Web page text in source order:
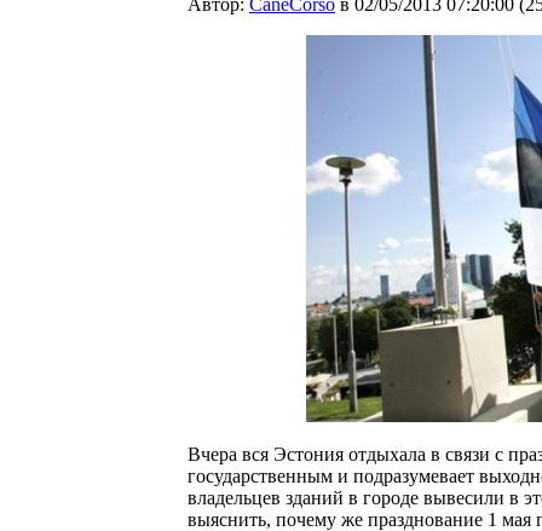
Автор: CaneCorso в 02/05/2013 07:20:00 (
Вчера вся Эстония отдыхала в связи с
государственным и подразумевает
владельцев зданий в городе вывесили в
выяснить, почему же празднование 1